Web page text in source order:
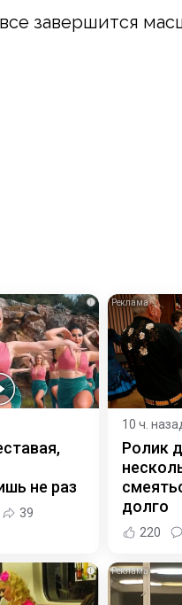
завершится
i
не раз
39
10 ч.
Ролик
долго
220
i